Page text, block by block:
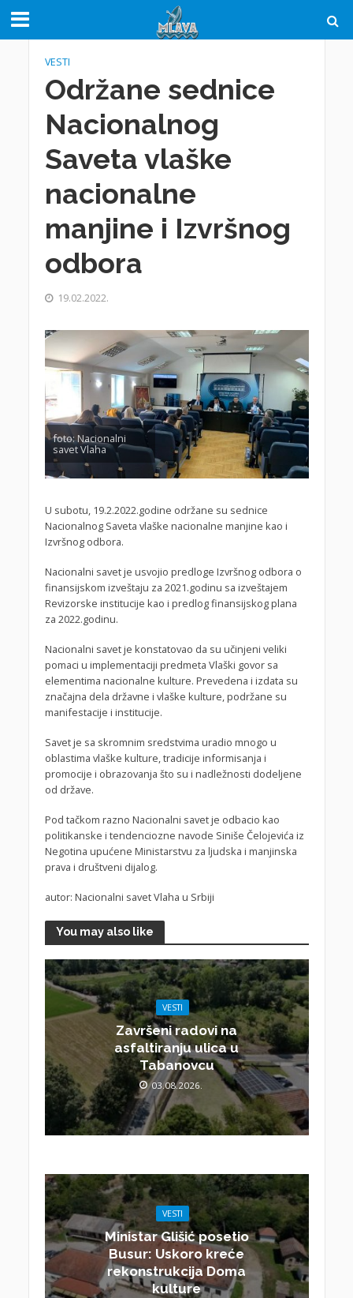
VESTI
Održane sednice
Nacionalnog
Saveta vlaške
nacionalne
manjine i Izvršnog
odbora
19.02.2022.
foto: Nacionalni
savet Vlaha
U subotu, 19.2.2022.godine održane su sednice
Nacionalnog Saveta vlaške nacionalne manjine kao i
Izvršnog odbora.
Nacionalni savet je usvojio predloge Izvršnog odbora o
finansijskom izveštaju za 2021.godinu sa izveštajem
Revizorske institucije kao i predlog finansijskog plana
za 2022.godinu.
Nacionalni savet je konstatovao da su učinjeni veliki
pomaci u implementaciji predmeta Vlaški govor sa
elementima nacionalne kulture. Prevedena i izdata su
značajna dela državne i vlaške kulture, podržane su
manifestacije i institucije.
Savet je sa skromnim sredstvima uradio mnogo u
oblastima vlaške kulture, tradicije informisanja i
promocije i obrazovanja što su i nadležnosti dodeljene
od države.
Pod tačkom razno Nacionalni savet je odbacio kao
politikanske i tendenciozne navode Siniše Čelojevića iz
Negotina upućene Ministarstvu za ljudska i manjinska
prava i društveni dijalog.
autor: Nacionalni savet Vlaha u Srbiji
You may also like
VESTI
Završeni radovi na
asfaltiranju ulica u
Tabanovcu
03.08.2026.
VESTI
Ministar Glišić posetio
Busur: Uskoro kreće
rekonstrukcija Doma
kulture